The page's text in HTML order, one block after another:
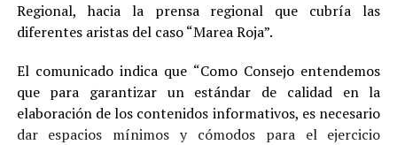
Regional, hacia la prensa regional que cubría las
diferentes aristas del caso “Marea Roja”.
El comunicado indica que “Como Consejo entendemos
que para garantizar un estándar de calidad en la
elaboración de los contenidos informativos, es necesario
dar espacios mínimos y cómodos para el ejercicio